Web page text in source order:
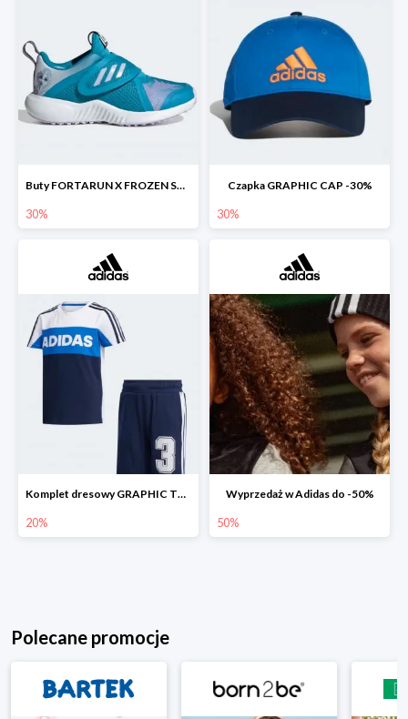
Buty FORTARUN X FROZEN SHOES -30%
30%
Czapka GRAPHIC CAP -30%
30%
Komplet dresowy GRAPHIC TRACK SUIT -20%
20%
Wyprzedaż w Adidas do -50%
50%
Polecane promocje